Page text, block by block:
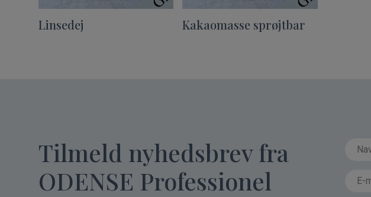
Linsedej Kakaomasse sprøjtbar
Tilmeld nyhedsbrev fra
ODENSE Professionel